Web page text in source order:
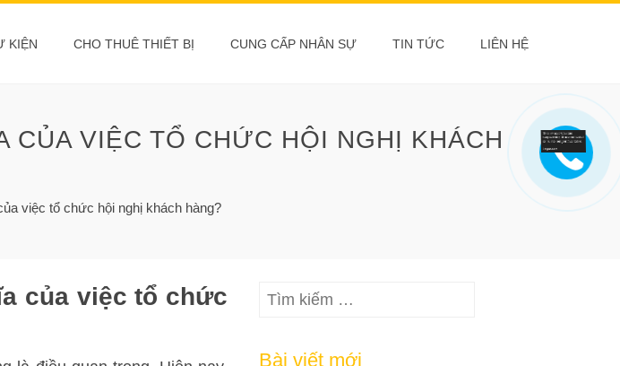
KIỆN CHO THUÊ THIẾT BỊ CUNG CẤP NHÂN SỰ TIN TỨC LIÊN HỆ
VIỆC TỔ CHỨC HỘI NGHỊ KHÁCH
việc tổ chức hội nghị khách hàng?
của việc tổ chức
Tìm
Bài viết mới